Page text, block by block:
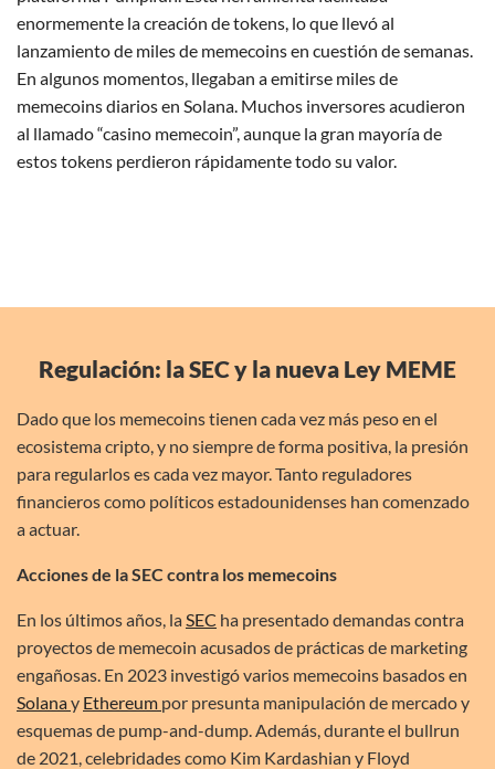
enormemente la creación de tokens, lo que llevó al
lanzamiento de miles de memecoins en cuestión de semanas.
En algunos momentos, llegaban a emitirse miles de
memecoins diarios en Solana. Muchos inversores acudieron
al llamado “casino memecoin”, aunque la gran mayoría de
estos tokens perdieron rápidamente todo su valor.
Regulación: la SEC y la nueva Ley MEME
Dado que los memecoins tienen cada vez más peso en el
ecosistema cripto, y no siempre de forma positiva, la presión
para regularlos es cada vez mayor. Tanto reguladores
financieros como políticos estadounidenses han comenzado
a actuar.
Acciones de la SEC contra los memecoins
En los últimos años, laSEC ha presentado demandas contra
proyectos de memecoin acusados de prácticas de marketing
engañosas. En 2023 investigó varios memecoins basados en
Solanay Ethereum por presunta manipulación de mercado y
esquemas de pump-and-dump. Además, durante el bullrun
de 2021, celebridades como Kim Kardashian y Floyd